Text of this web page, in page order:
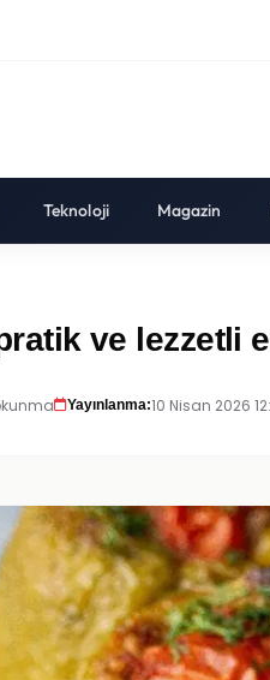
Teknoloji Magazin
ve lezzetli
Yayınlanma:10 Nisan 2026